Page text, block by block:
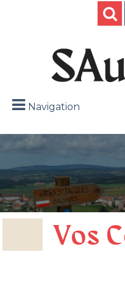
Navigation
Vos